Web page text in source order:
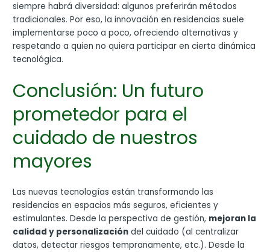
siempre habrá diversidad: algunos preferirán métodos
tradicionales. Por eso, la innovación en residencias suele
implementarse poco a poco, ofreciendo alternativas y
respetando a quien no quiera participar en cierta dinámica
tecnológica.
Conclusión: Un futuro
prometedor para el
cuidado de nuestros
mayores
Las nuevas tecnologías están transformando las
residencias en espacios más seguros, eficientes y
estimulantes. Desde la perspectiva de gestión, mejoran la
calidad y personalización del cuidado (al centralizar
datos, detectar riesgos tempranamente, etc.). Desde la